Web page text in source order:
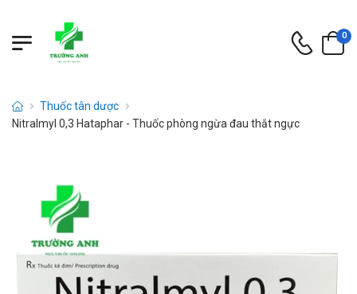
0
Thuốc tân dược
Nitralmyl 0,3 Hataphar - Thuốc phòng ngừa đau thắt ngực